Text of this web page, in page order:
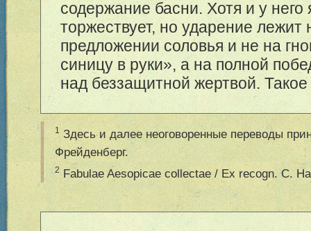
содержание басни. Хотя и у него
торжествует, но ударение
предложении соловья и не на
синицу в руки», а на полной
над беззащитной жертвой.
1 Здесь и далее неоговоренные переводы
Фрейденберг.
2 Fabulae Aesopicae collectae / Ex recogn. C.